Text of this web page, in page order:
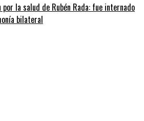
por la salud de Rubén Rada: fue internado
bilateral